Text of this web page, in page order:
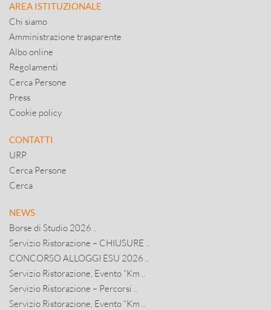
AREA ISTITUZIONALE
Chi siamo
Amministrazione trasparente
Albo online
Regolamenti
Cerca Persone
Press
Cookie policy
CONTATTI
URP
Cerca Persone
Cerca
NEWS
Borse di Studio 2026 ..
Servizio Ristorazione – CHIUSURE ..
CONCORSO ALLOGGI ESU 2026 ..
Servizio Ristorazione, Evento “Km ..
Servizio Ristorazione – Percorsi ..
Servizio Ristorazione, Evento “Km ..